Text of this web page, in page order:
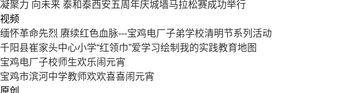
凝聚力 向未来 泰和泰西安五周年庆城墙马拉松赛成功举行
视频
缅怀革命先烈 赓续红色血脉---宝鸡电厂子弟学校清明节系列活动
千阳县崔家头中心小学“红领巾”爱学习绘制我的实践教育地图
宝鸡电厂子校师生欢乐闹元宵
宝鸡市滨河中学教师欢欢喜喜闹元宵
原创